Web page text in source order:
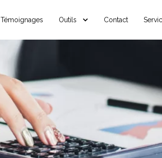
Témoignages Outils Contact